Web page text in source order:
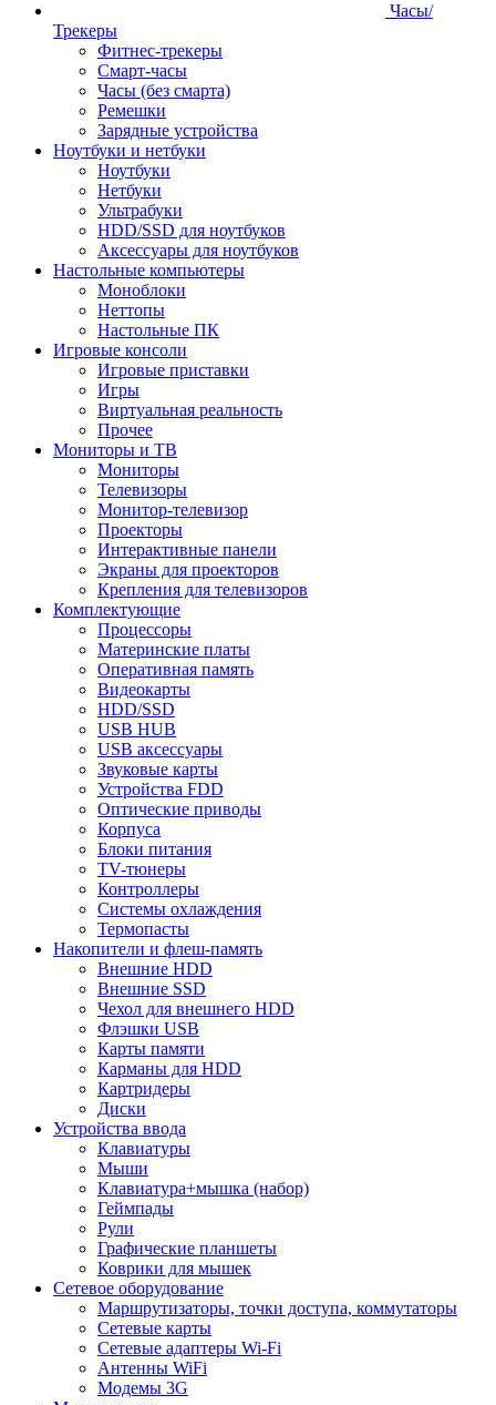
Часы/
Трекеры
Фитнес-трекеры
Смарт-часы
Часы (без смарта)
Ремешки
Зарядные устройства
Ноутбуки и нетбуки
Ноутбуки
Нетбуки
Ультрабуки
HDD/SSD для ноутбуков
Аксессуары для ноутбуков
Настольные компьютеры
Моноблоки
Неттопы
Настольные ПК
Игровые консоли
Игровые приставки
Игры
Виртуальная реальность
Прочее
Мониторы и ТВ
Мониторы
Телевизоры
Монитор-телевизор
Проекторы
Интерактивные панели
Экраны для проекторов
Крепления для телевизоров
Комплектующие
Процессоры
Материнские платы
Оперативная память
Видеокарты
HDD/SSD
USB HUB
USB аксессуары
Звуковые карты
Устройства FDD
Оптические приводы
Корпуса
Блоки питания
TV-тюнеры
Контроллеры
Системы охлаждения
Термопасты
Накопители и флеш-память
Внешние HDD
Внешние SSD
Чехол для внешнего HDD
Флэшки USB
Карты памяти
Карманы для HDD
Картридеры
Диски
Устройства ввода
Клавиатуры
Мыши
Клавиатура+мышка (набор)
Геймпады
Рули
Графические планшеты
Коврики для мышек
Сетевое оборудование
Маршрутизаторы, точки доступа, коммутаторы
Сетевые карты
Сетевые адаптеры Wi-Fi
Антенны WiFi
Модемы 3G